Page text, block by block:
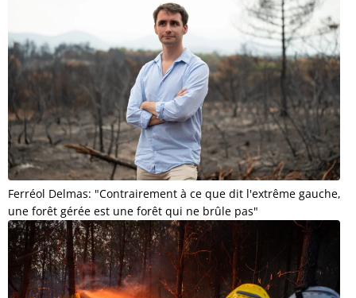
Ferréol Delmas: "Contrairement à ce que dit l'extrême gauche,
une forêt gérée est une forêt qui ne brûle pas"